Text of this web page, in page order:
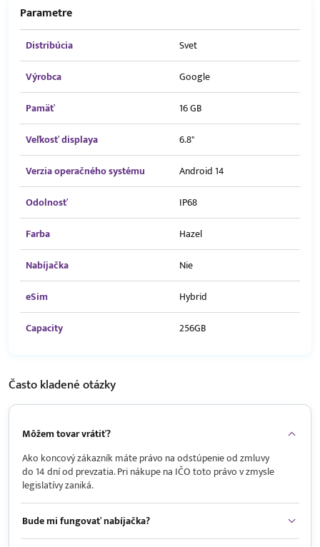
Parametre
Distribúcia
Svet
Výrobca
Google
Pamäť
16 GB
Veľkosť displaya
6.8"
Verzia operačného systému
Android 14
Odolnosť
IP68
Farba
Hazel
Nabíjačka
Nie
eSim
Hybrid
Capacity
256GB
Často kladenéotázky
Môžem tovar vrátiť?
Ako koncový zákazník máte právo na odstúpenie od zmluvy
do 14 dní od prevzatia. Pri nákupe na IČO toto právo v zmysle
legislatívy zaniká.
Bude mi fungovať nabíjačka?